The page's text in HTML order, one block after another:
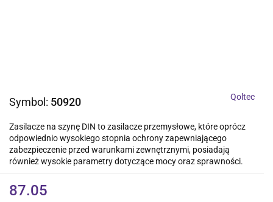
Symbol: 50920 Qoltec
Zasilacze na szynę DIN to zasilacze przemysłowe, które oprócz
odpowiednio wysokiego stopnia ochrony zapewniającego
zabezpieczenie przed warunkami zewnętrznymi, posiadają
również wysokie parametry dotyczące mocy oraz sprawności.
87.05